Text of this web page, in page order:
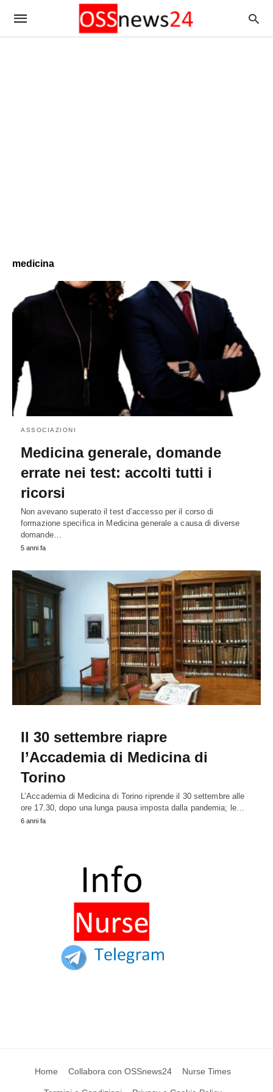
medicina
ASSOCIAZIONI
Medicina generale, domande
errate nei test: accolti tutti i
ricorsi
Non avevano superato il test d’accesso per il corso di
formazione specifica in Medicina generale a causa di diverse
domande…
5 anni fa
Il 30 settembre riapre
l’Accademia di Medicina di
Torino
L’Accademia di Medicina di Torino riprende il 30 settembre alle
ore 17.30, dopo una lunga pausa imposta dalla pandemia; le…
6 anni fa
Home Collabora con OSSnews24 Nurse Times